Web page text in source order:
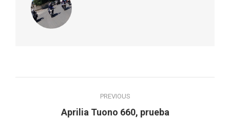
navigation
PREVIOUS
Previous
Aprilia Tuono 660, prueba